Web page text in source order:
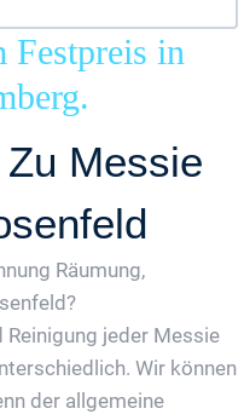
Festpreis in
Messie
Räumung,
Reinigung jeder Messie
Wir können
der allgemeine